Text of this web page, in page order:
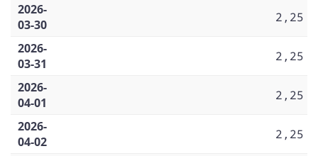
2026-
03-30
2,25
2026-
03-31
2,25
2026-
04-01
2,25
2026-
04-02
2,25